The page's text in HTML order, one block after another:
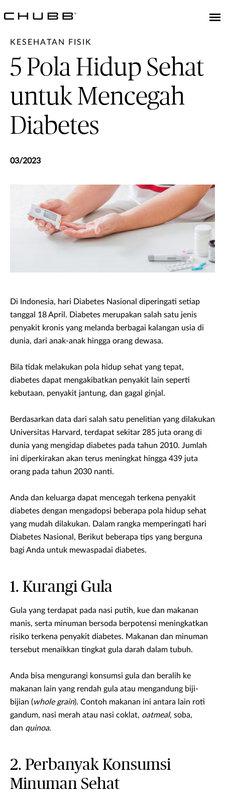
KESEHATAN FISIK
5 Pola Hidup Sehat
untuk Mencegah
Diabetes
03/2023
Di Indonesia, hari Diabetes Nasional diperingati setiap
tanggal 18 April. Diabetes merupakan salah satu jenis
penyakit kronis yang melanda berbagai kalangan usia di
dunia, dari anak-anak hingga orang dewasa.
Bila tidak melakukan pola hidup sehat yang tepat,
diabetes dapat mengakibatkan penyakit lain seperti
kebutaan, penyakit jantung, dan gagal ginjal.
Berdasarkan data dari salah satu penelitian yang dilakukan
Universitas Harvard, terdapat sekitar 285 juta orang di
dunia yang mengidap diabetes pada tahun 2010. Jumlah
ini diperkirakan akan terus meningkat hingga 439 juta
orang pada tahun 2030 nanti.
Anda dan keluarga dapat mencegah terkena penyakit
diabetes dengan mengadopsi beberapa pola hidup sehat
yang mudah dilakukan. Dalam rangka memperingati hari
Diabetes Nasional, Berikut beberapa tips yang berguna
bagi Anda untuk mewaspadai diabetes.
1. Kurangi Gula
Gula yang terdapat pada nasi putih, kue dan makanan
manis, serta minuman bersoda berpotensi meningkatkan
risiko terkena penyakit diabetes. Makanan dan minuman
tersebut menaikkan tingkat gula darah dalam tubuh.
Anda bisa mengurangi konsumsi gula dan beralih ke
makanan lain yang rendah gula atau mengandung biji-
bijian (whole grain). Contoh makanan ini antara lain roti
gandum, nasi merah atau nasi coklat, oatmeal, soba,
dan quinoa.
2. Perbanyak Konsumsi
Minuman Sehat